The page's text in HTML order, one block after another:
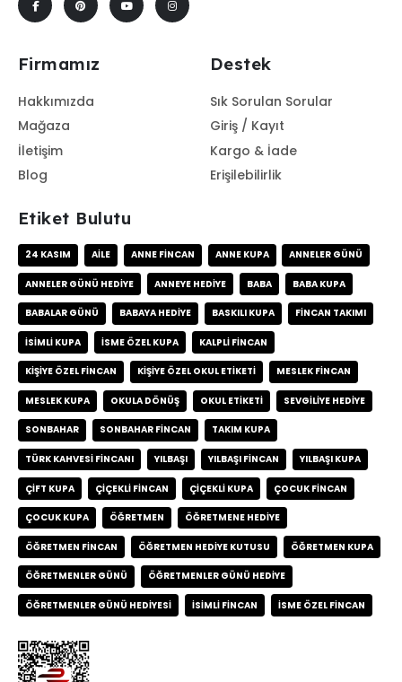
Firmamız
Hakkımızda
Mağaza
İletişim
Blog
Destek
Sık Sorulan Sorular
Giriş / Kayıt
Kargo & İade
Erişilebilirlik
Etiket Bulutu
24 KASIM AILE ANNE FINCAN ANNE KUPA ANNELER GÜNÜ
ANNELER GÜNÜ HEDIYE ANNEYE HEDIYE BABA BABA KUPA
BABALAR GÜNÜ BABAYA HEDIYE BASKILI KUPA FINCAN TAKIMI
ISIMLI KUPA ISME ÖZEL KUPA KALPLI FINCAN
KIŞIYE ÖZEL FINCAN KIŞIYE ÖZEL OKUL ETIKETI MESLEK FINCAN
MESLEK KUPA OKULA DÖNÜŞ OKUL ETIKETI SEVGILIYE HEDIYE
SONBAHAR SONBAHAR FINCAN TAKIM KUPA
TÜRK KAHVESI FINCANI YILBAŞI YILBAŞI FINCAN YILBAŞI KUPA
ÇIFT KUPA ÇIÇEKLI FINCAN ÇIÇEKLI KUPA ÇOCUK FINCAN
ÇOCUK KUPA ÖĞRETMEN ÖĞRETMENE HEDIYE
ÖĞRETMEN FINCAN ÖĞRETMEN HEDIYE KUTUSU ÖĞRETMEN KUPA
ÖĞRETMENLER GÜNÜ ÖĞRETMENLER GÜNÜ HEDIYE
ÖĞRETMENLER GÜNÜ HEDIYESI İSIMLI FINCAN İSME ÖZEL FINCAN